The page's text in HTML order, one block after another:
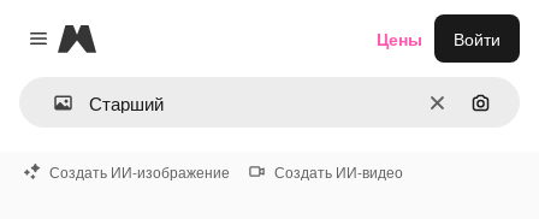
Close menu
Magnific
ОчиститьПоиск
Цены Войти
Создать ИИ-изображение Создать ИИ-видео